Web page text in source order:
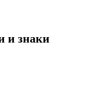
и знаки